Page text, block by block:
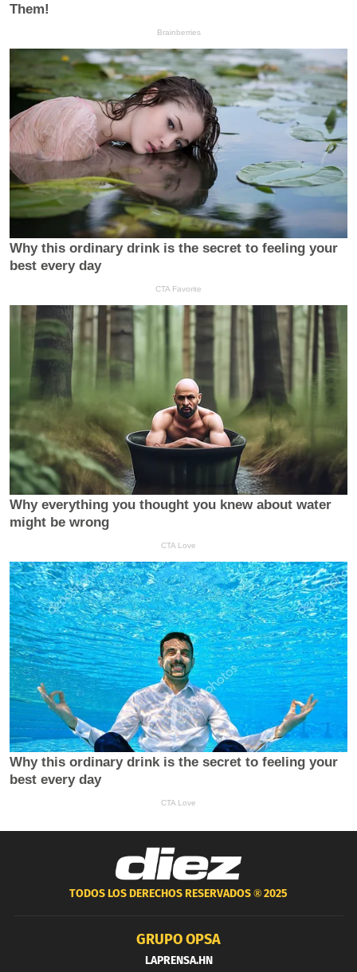
TODOS LOS DERECHOS RESERVADOS ®2025
GRUPO OPSA
LAPRENSA.HN